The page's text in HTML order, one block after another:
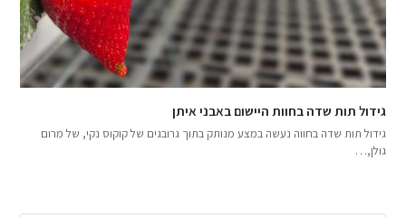
גידול תות שדה בחוות היישום באבני איתן
גידול תות שדה בחווה נעשה במצע מנותק בתוך גרובגים של קוקוס נקי, של מרום
גולן,…